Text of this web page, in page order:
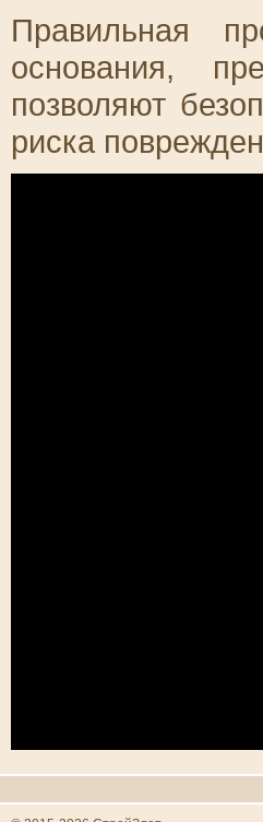
Правильная
основания,
позволяют
риска